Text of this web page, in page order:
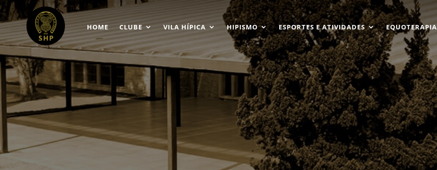
HOME CLUBE VILA HÍPICA HIPISMO ESPORTES E ATIVIDADES EQUOTERAPIA